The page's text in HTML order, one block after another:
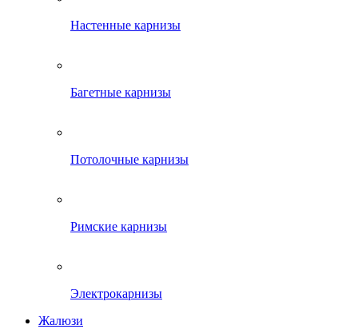
Настенные карнизы
Багетные карнизы
Потолочные карнизы
Римские карнизы
Электрокарнизы
Жалюзи